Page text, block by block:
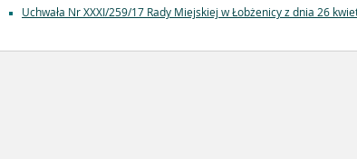
Uchwała Nr XXXI/259/17 Rady Miejskiej w Łobżenicy z dnia 26